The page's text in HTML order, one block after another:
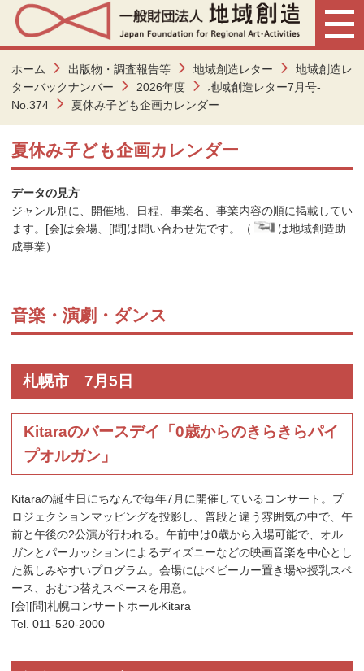
ホーム 出版物・調査報告等 地域創造レター
地域創造レ
ターバックナンバー
2026年度
地域創造レター7月号-
No.374
夏休み子ども企画カレンダー
夏休み子ども企画カレンダー
データの見方
ジャンル別に、開催地、日程、事業名、事業内容の順に掲載してい
ます。[会]は会場、[問]は問い合わせ先です。（
は地域創造助
成事業）
音楽・演劇・ダンス
札幌市 7月5日
Kitaraのバースデイ「0歳からのきらきらパイ
プオルガン」
Kitaraの誕生日にちなんで毎年7月に開催しているコンサート。プ
ロジェクションマッピングを投影し、普段と違う雰囲気の中で、午
前と午後の2公演が行われる。午前中は0歳から入場可能で、オル
ガンとパーカッションによるディズニーなどの映画音楽を中心とし
た親しみやすいプログラム。会場にはベビーカー置き場や授乳スペ
ース、おむつ替えスペースを用意。
[会][問]札幌コンサートホールKitara
Tel. 011-520-2000